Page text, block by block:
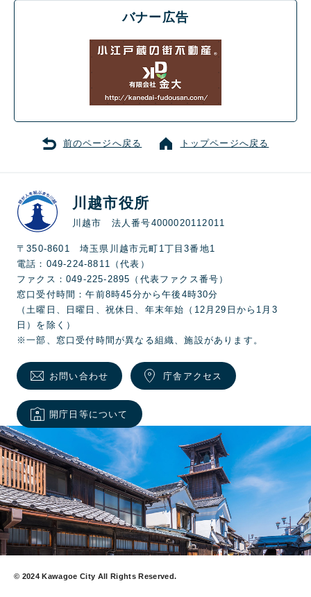
バナー広告
前のページへ戻る トップページへ戻る
川越市役所
川越市 法人番号4000020112011
〒350-8601 埼玉県川越市元町1丁目3番地1
電話：049-224-8811（代表）
ファクス：049-225-2895（代表ファクス番号）
窓口受付時間：午前8時45分から午後4時30分
（土曜日、日曜日、祝休日、年末年始（12月29日から1月3
日）を除く）
※一部、窓口受付時間が異なる組織、施設があります。
お問い合わせ 庁舎アクセス
開庁日等について
© 2024 Kawagoe City All Rights Reserved.